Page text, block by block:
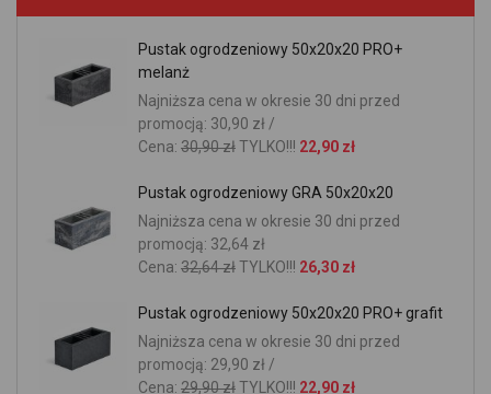
Pustak ogrodzeniowy 50x20x20 PRO+
melanż
Najniższa cena w okresie 30 dni przed
promocją: 30,90 zł /
Cena: 30,90 złTYLKO!!! 22,90 zł
Pustak ogrodzeniowy GRA 50x20x20
Najniższa cena w okresie 30 dni przed
promocją: 32,64 zł
Cena: 32,64 złTYLKO!!! 26,30 zł
Pustak ogrodzeniowy 50x20x20 PRO+ grafit
Najniższa cena w okresie 30 dni przed
promocją: 29,90 zł /
Cena: 29,90 złTYLKO!!! 22,90 zł